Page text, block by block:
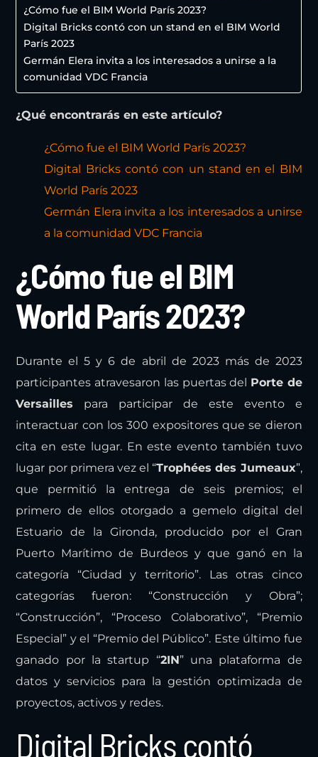
¿Cómo fue el BIM World París 2023?
Digital Bricks contó con un stand en el BIM World
París 2023
Germán Elera invita a los interesados a unirse a la
comunidad VDC Francia
¿Qué encontrarás en este artículo?
¿Cómo fue el BIM World París 2023?
Digital Bricks contó con un stand en el BIM
World París 2023
Germán Elera invita a los interesados a unirse
a la comunidad VDC Francia
¿Cómo fue el BIM
World París 2023?
Durante el 5 y 6 de abril de 2023 más de 2023
participantes atravesaron las puertas del Porte de
Versailles para participar de este evento e
interactuar con los 300 expositores que se dieron
cita en este lugar. En este evento también tuvo
lugar por primera vez el “Trophées des Jumeaux”,
que permitió la entrega de seis premios; el
primero de ellos otorgado a gemelo digital del
Estuario de la Gironda, producido por el Gran
Puerto Marítimo de Burdeos y que ganó en la
categoría “Ciudad y territorio”. Las otras cinco
categorías fueron: “Construcción y Obra”;
“Construcción”, “Proceso Colaborativo”, “Premio
Especial” y el “Premio del Público”. Este último fue
ganado por la startup “2IN” una plataforma de
datos y servicios para la gestión optimizada de
proyectos, activos y redes.
Digital Bricks contó